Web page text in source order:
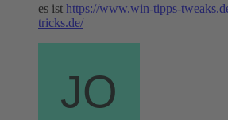
es ist https://www.win-tipps-
tricks.de/